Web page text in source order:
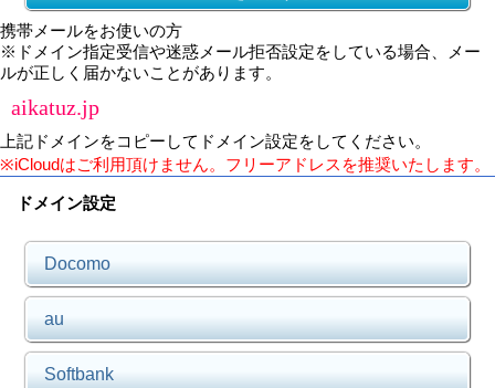
携帯メールをお使いの方
※ドメイン指定受信や迷惑メール拒否設定をしている場合、メー
ルが正しく届かないことがあります。
aikatuz.jp
上記ドメインをコピーしてドメイン設定をしてください。
※iCloudはご利用頂けません。フリーアドレスを推奨いたします。
ドメイン設定
Docomo
au
Softbank